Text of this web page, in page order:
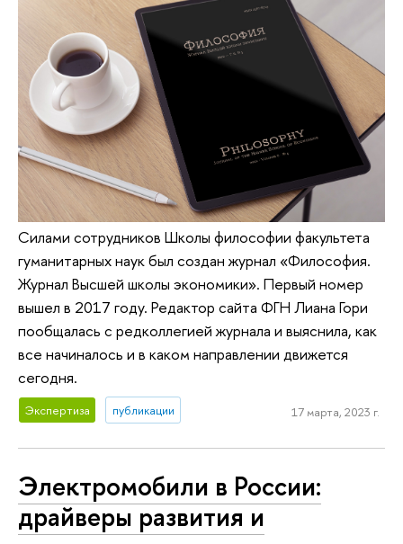
Силами сотрудников Школы философии факультета
гуманитарных наук был создан журнал «Философия.
Журнал Высшей школы экономики». Первый номер
вышел в 2017 году. Редактор сайта ФГН Лиана Гори
пообщалась с редколлегией журнала и выяснила, как
все начиналось и в каком направлении движется
сегодня.
Экспертиза публикации 17 марта, 2023 г.
Электромобили в России:
драйверы развития и